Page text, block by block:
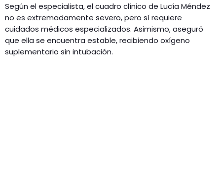
Según el especialista, el cuadro clínico de Lucía Méndez
no es extremadamente severo, pero sí requiere
cuidados médicos especializados. Asimismo, aseguró
que ella se encuentra estable, recibiendo oxígeno
suplementario sin intubación.